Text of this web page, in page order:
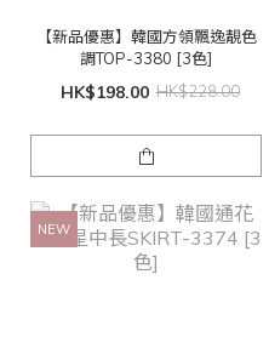
【新品優惠】韓國方領飄逸靚色
調TOP-3380 [3色]
HK$198.00 HK$228.00
NEW